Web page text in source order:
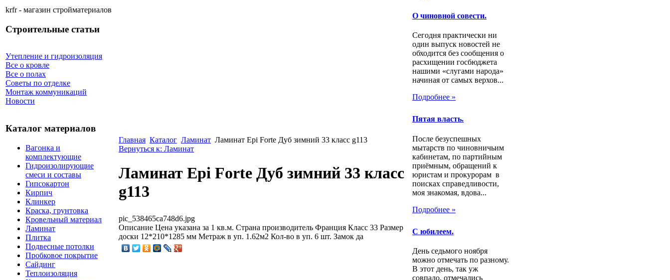
krfr - магазин стройматериалов
Строительные статьи
Утепление и гидроизоляция
Все о кровле
Все о полах
Советы по отделке
Монтаж коммуникаций
Новости
Каталог материалов
Вагонка и
комплектующие
Гидроизолирующие
смеси и составы
Гипсокартон
Кирпич
Клинкер
Краска, грунтовка
Кровельный материал
Ламинат
Плитка
Подвесные потолки
Пробковое покрытие
Сайдинг
Теплоизоляция
Главная Каталог Ламинат Ламинат Epi Forte Дуб зимний 33 класс g113
Вернуться к: Ламинат
Ламинат Epi Forte Дуб зимний 33 класс
g113
pic_538465ca748d6.jpg
Описание Цена указана за 1 кв.м. Страна производитель Франция Класс 33 Размер
доски 12*210*1285 мм Метраж в уп. 1.62м2 Кол-во в уп. 6 шт. Замок да
О чиновной совести.
Сегодня практически ни
один выпуск новостей не
обходится без сообщения о
расхищении госбюджета
нашими «слугами народа»
начиная от самых верхов...
Подробнее »
Пятая власть.
После безуспешных
мытарств по чиновничьим
кабинетам, по партийным
приёмным, обращений к
юристам и прокурорам в
поисках справедливости,
моя знакомая, вдова...
Подробнее »
С юбилеем.
День седьмого ноября
можно отмечать по разному.
В этот день, так уж
совпало, отмечались